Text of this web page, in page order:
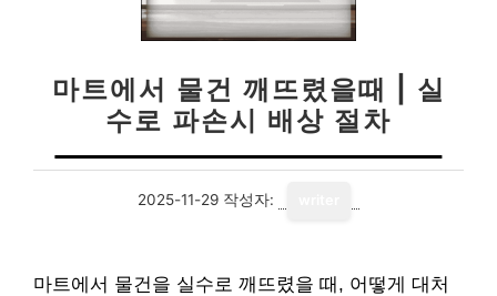
마트에서 물건 깨뜨렸을때 | 실
수로 파손시 배상 절차
2025-11-29 작성자:
마트에서 물건을 실수로 깨뜨렸을 때, 어떻게 대처